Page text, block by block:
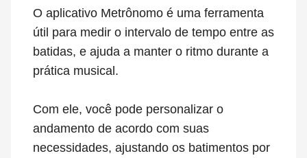
O aplicativo Metrônomo é uma ferramenta
útil para medir o intervalo de tempo entre as
batidas, e ajuda a manter o ritmo durante a
prática musical.
Com ele, você pode personalizar o
andamento de acordo com suas
necessidades, ajustando os batimentos por